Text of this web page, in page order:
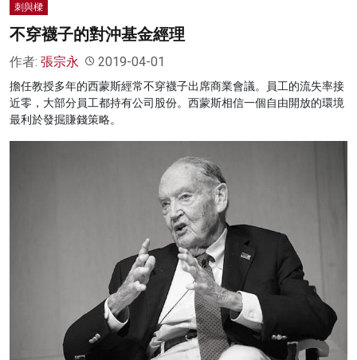
刺與樑
不穿襪子的對沖基金經理
作者: 張宗永 2019-04-01
擔任教授多年的西蒙斯經常不穿襪子出席商業會議。員工的流失率接
近零，大部分員工都持有公司股份。西蒙斯相信一個自由開放的環境
最利於發掘賺錢策略。